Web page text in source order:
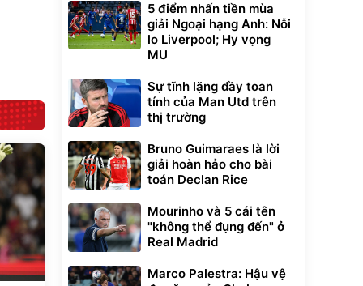
nhôm 03 lớp
392.000đ
325.000đ
Đã bán nhiều
gấp gọn bỏ cốp
tiện lợi
9.900.000đ
7.092.000đ
Đang xem nhiều
G-FORCE VIETNA
5 điểm nhấn tiền mùa
giải Ngoại hạng Anh: Nỗi
lo Liverpool; Hy vọng
MU
Sự tĩnh lặng đầy toan
tính của Man Utd trên
thị trường
Bruno Guimaraes là lời
giải hoàn hảo cho bài
toán Declan Rice
Mourinho và 5 cái tên
"không thể đụng đến" ở
Real Madrid
Marco Palestra: Hậu vệ